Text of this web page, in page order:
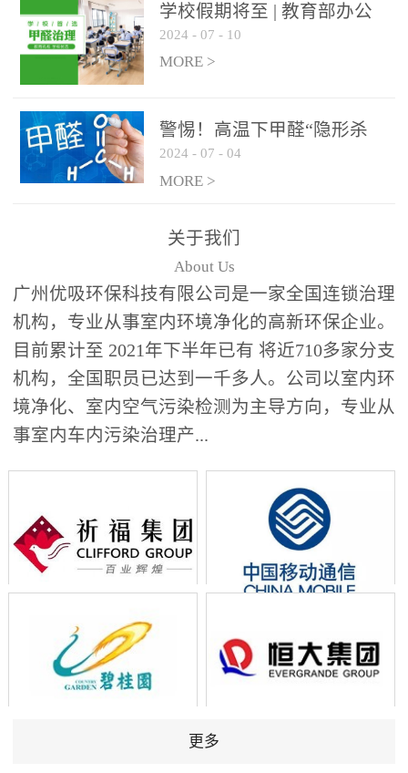
学校假期将至 | 教育部办公
厅关于加强学校新建校舍室
内空气质量管理通知
2024 - 07 - 10
MORE >
警惕！高温下甲醛“隐形杀
手”来袭，你的家安全吗？
2024 - 07 - 04
MORE >
关于我们
About Us
广州优吸环保科技有限公司是一家全国连锁治理
机构，专业从事室内环境净化的高新环保企业。
目前累计至 2021年下半年已有 将近710多家分支
机构，全国职员已达到一千多人。公司以室内环
境净化、室内空气污染检测为主导方向，专业从
事室内车内污染治理产...
更多